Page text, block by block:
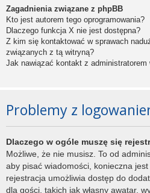
Zagadnienia związane z phpBB
Kto jest autorem tego oprogramowania?
Dlaczego funkcja X nie jest dostępna?
Z kim się kontaktować w sprawach
związanych z tą witryną?
Jak nawiązać kontakt z administratorem
Problemy z
Dlaczego w ogóle muszę się
Możliwe, że nie musisz. To od
aby pisać wiadomości, konieczna
rejestracja umożliwia dostęp do
dla gości, takich jak własny awatar,